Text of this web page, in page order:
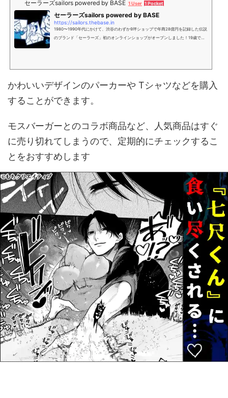
セーラーズsailors powered by BASE 1 User 1 Pocket
セーラーズsailors powered by BASE
https://sailors.thebase.in
1980〜1990年代にかけて、渋谷のわずか9坪ショップで年商28億円を記録した伝説
のブランド「セーラーズ」初のオンラインショップがオープンしました！19歳で前
ありがとー！そして沢山のセーラーズファンの皆さまのpow...
かわいいデザインのパーカーや Tシャツなどを購入
することができます。
モスバーガーとのコラボ商品など、人気商品はすぐ
に売り切れてしまうので、定期的にチェックするこ
とをおすすめします